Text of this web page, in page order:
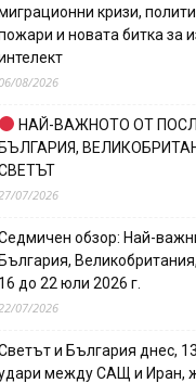
кризи,
и новата битка за
08/2026
НАЙ-ВАЖНОТО ОТ
07/2026
обзор: Най-
до 22 юли 2026 г.
07/2026
и България днес,
между САЩ и Иран,